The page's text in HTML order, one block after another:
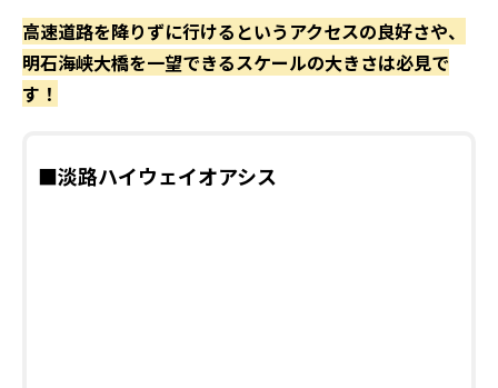
高速道路を降りずに行けるというアクセスの良好さや、
明石海峡大橋を一望できるスケールの大きさは必見で
す！
■淡路ハイウェイオアシス